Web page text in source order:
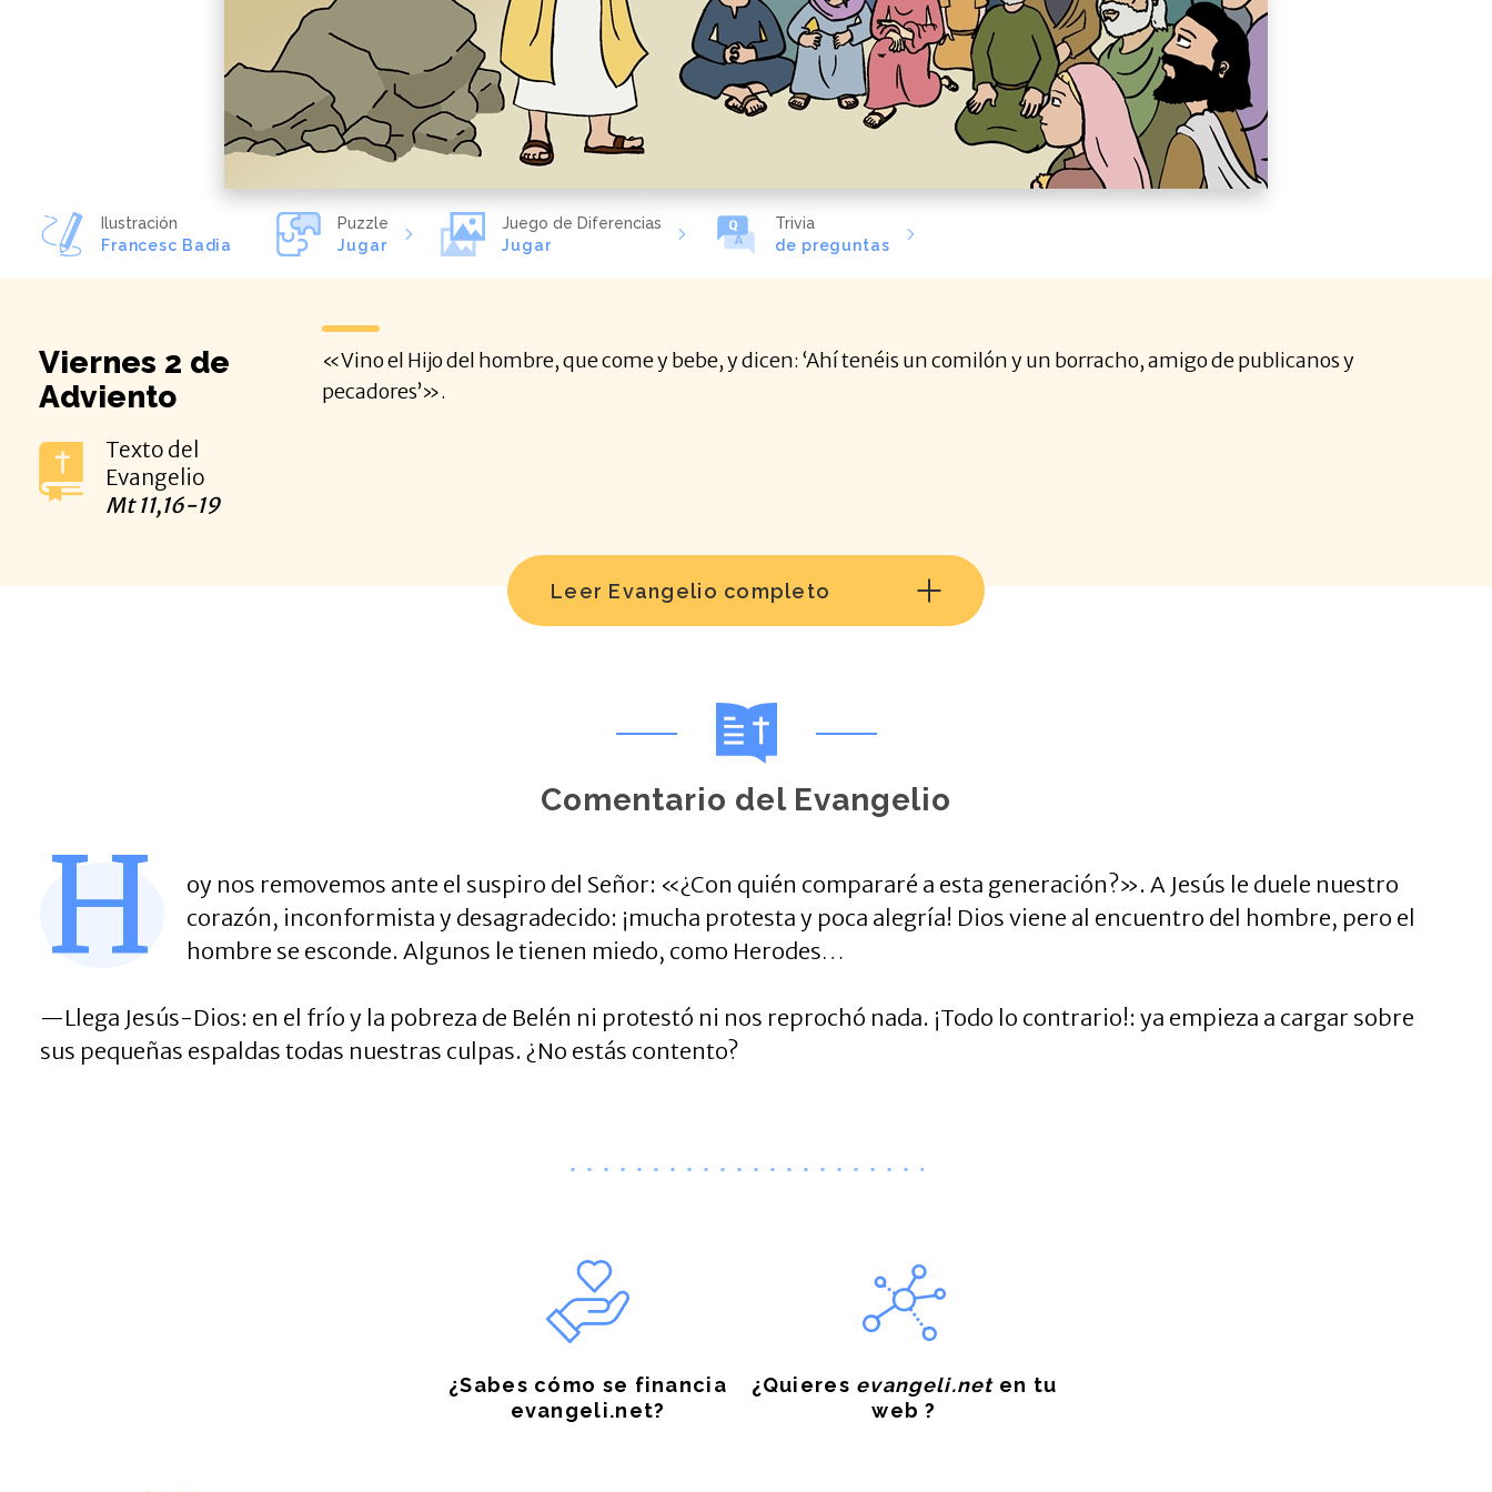
Ilustración
Francesc Badia
Puzzle
Jugar
Juego de Diferencias
Jugar
Trivia
de preguntas
Viernes 2 de
Adviento
Texto del
Evangelio
Mt 11,16-19
«Vino el Hijo del hombre, que come y bebe, y dicen: ‘Ahí tenéis un comilón y un borracho, amigo de publicanos y
pecadores’».
Leer Evangelio completo
Comentario del Evangelio
H
oy nos removemos ante el suspiro del Señor: «¿Con quién compararé a esta generación?». A Jesús le duele nuestro
corazón, inconformista y desagradecido: ¡mucha protesta y poca alegría! Dios viene al encuentro del hombre, pero el
hombre se esconde. Algunos le tienen miedo, como Herodes…
—Llega Jesús-Dios: en el frío y la pobreza de Belén ni protestó ni nos reprochó nada. ¡Todo lo contrario!: ya empieza a cargar sobre
sus pequeñas espaldas todas nuestras culpas. ¿No estás contento?
¿Sabes cómo se financia
evangeli.net?
¿Quieres evangeli.neten tu
web ?